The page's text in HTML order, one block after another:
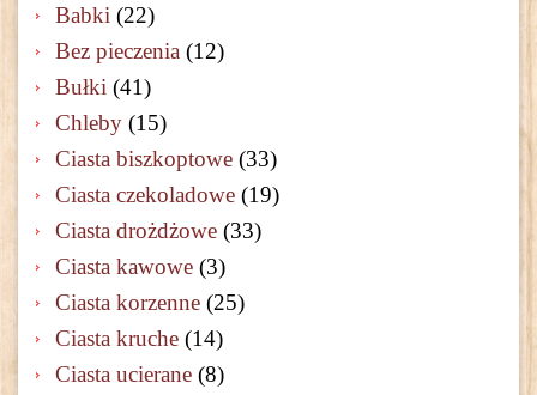
Babki (22)
Bez pieczenia (12)
Bułki (41)
Chleby (15)
Ciasta biszkoptowe (33)
Ciasta czekoladowe (19)
Ciasta drożdżowe (33)
Ciasta kawowe (3)
Ciasta korzenne (25)
Ciasta kruche (14)
Ciasta ucierane (8)